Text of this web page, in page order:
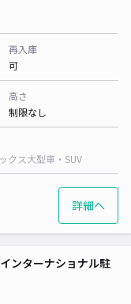
再入庫
可
高さ
制限なし
クス大型車・SUV
詳細へ
ンターナショナル駐